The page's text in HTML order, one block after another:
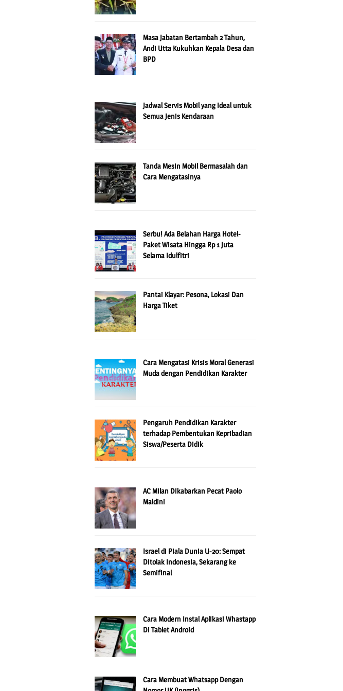
Masa Jabatan Bertambah 2 Tahun,
Andi Utta Kukuhkan Kepala Desa dan
BPD
Jadwal Servis Mobil yang Ideal untuk
Semua Jenis Kendaraan
Tanda Mesin Mobil Bermasalah dan
Cara Mengatasinya
Serbu! Ada Belahan Harga Hotel-
Paket Wisata Hingga Rp 1 Juta
Selama Idulfitri
Pantai Klayar: Pesona, Lokasi Dan
Harga Tiket
Cara Mengatasi Krisis Moral Generasi
Muda dengan Pendidikan Karakter
Pengaruh Pendidikan Karakter
terhadap Pembentukan Kepribadian
Siswa/Peserta Didik
AC Milan Dikabarkan Pecat Paolo
Maldini
Israel di Piala Dunia U-20: Sempat
Ditolak Indonesia, Sekarang ke
Semifinal
Cara Modern Instal Aplikasi Whastapp
Di Tablet Android
Cara Membuat Whatsapp Dengan